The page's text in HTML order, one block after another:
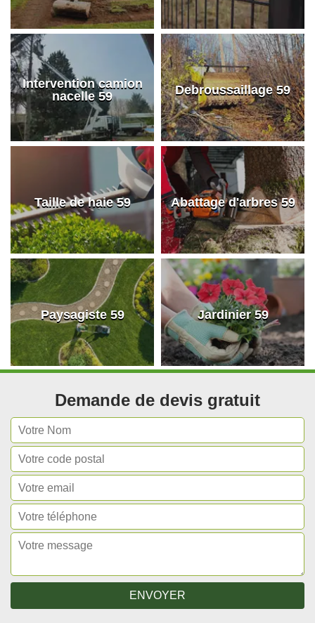
Intervention camion
nacelle 59
Debroussaillage 59
Taille de haie 59 Abattage d'arbres 59
Paysagiste 59 Jardinier 59
Demande de devis gratuit